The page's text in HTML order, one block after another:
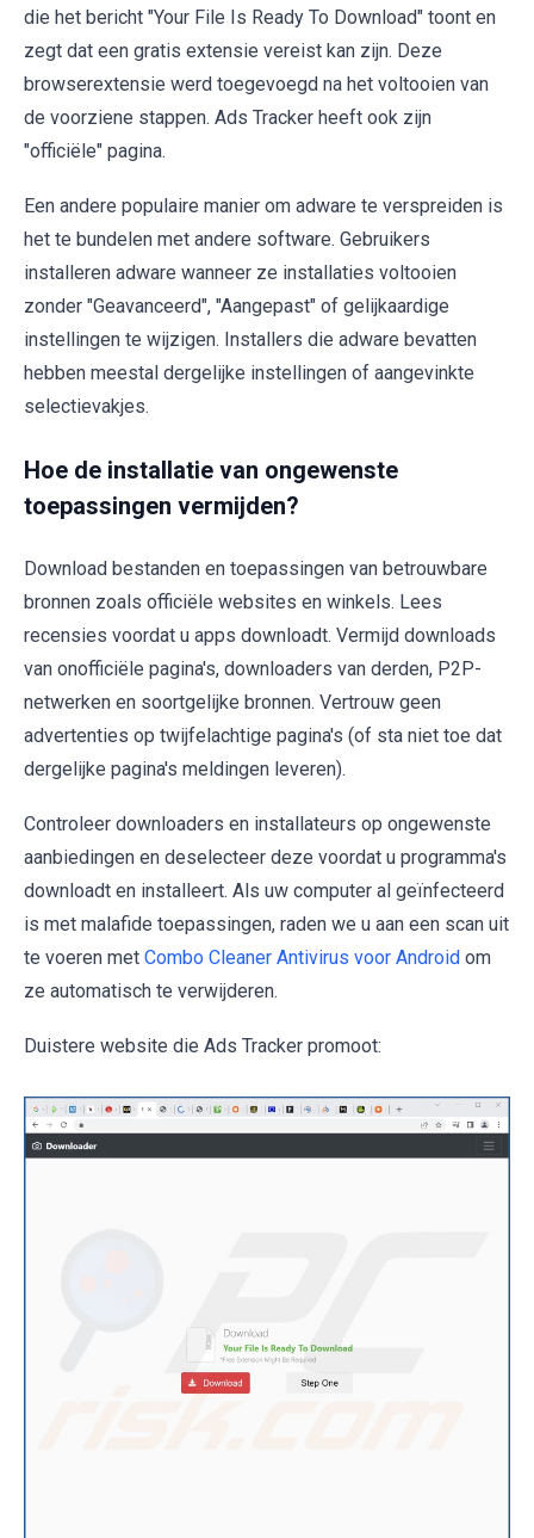
die het bericht "Your File Is Ready To Download" toont en
zegt dat een gratis extensie vereist kan zijn. Deze
browserextensie werd toegevoegd na het voltooien van
de voorziene stappen. Ads Tracker heeft ook zijn
"officiële" pagina.
Een andere populaire manier om adware te verspreiden is
het te bundelen met andere software. Gebruikers
installeren adware wanneer ze installaties voltooien
zonder "Geavanceerd", "Aangepast" of gelijkaardige
instellingen te wijzigen. Installers die adware bevatten
hebben meestal dergelijke instellingen of aangevinkte
selectievakjes.
Hoe de installatie van ongewenste
toepassingen vermijden?
Download bestanden en toepassingen van betrouwbare
bronnen zoals officiële websites en winkels. Lees
recensies voordat u apps downloadt. Vermijd downloads
van onofficiële pagina's, downloaders van derden, P2P-
netwerken en soortgelijke bronnen. Vertrouw geen
advertenties op twijfelachtige pagina's (of sta niet toe dat
dergelijke pagina's meldingen leveren).
Controleer downloaders en installateurs op ongewenste
aanbiedingen en deselecteer deze voordat u programma's
downloadt en installeert. Als uw computer al geïnfecteerd
is met malafide toepassingen, raden we u aan een scan uit
te voeren met Combo Cleaner Antivirus voor Android om
ze automatisch te verwijderen.
Duistere website die Ads Tracker promoot: